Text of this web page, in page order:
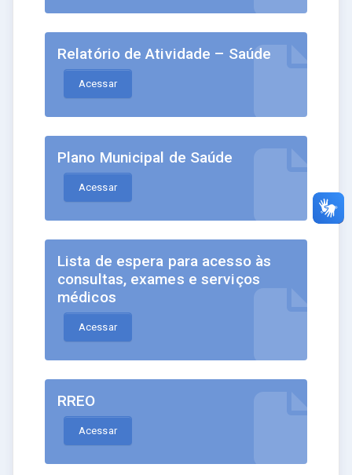
Relatório de Atividade – Saúde
Acessar
Plano Municipal de Saúde
Acessar
Lista de espera para acesso às
consultas, exames e serviços
médicos
Acessar
RREO
Acessar